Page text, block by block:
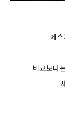
에
비교보다